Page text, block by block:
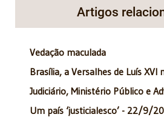
Artigos
Vedação maculada
Brasília, a Versalhes de Luís XVI
Judiciário, Ministério Público e
Um país ‘justicialesco’ - 22/9/